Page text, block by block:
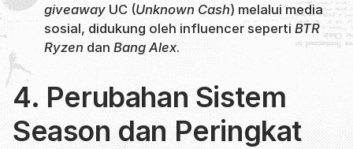
giveaway UC (Unknown Cash) melalui media
sosial, didukung oleh influencer seperti BTR
Ryzen dan Bang Alex.
4. Perubahan Sistem
Season dan Peringkat